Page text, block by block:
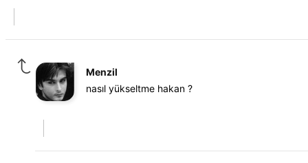
Menzil
nasıl yükseltme hakan ?